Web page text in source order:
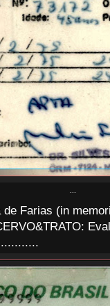
Farias (in